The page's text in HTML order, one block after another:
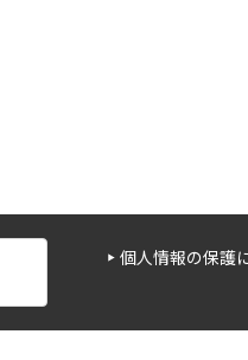
個人情報の保護